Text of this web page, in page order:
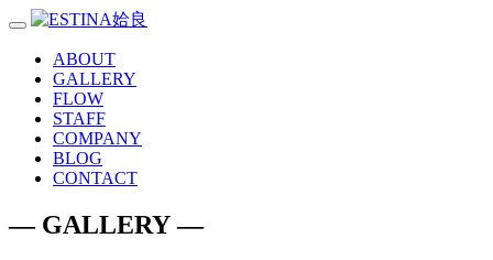
Toggle
navigation
ABOUT
GALLERY
FLOW
STAFF
COMPANY
BLOG
CONTACT
― GALLERY ―